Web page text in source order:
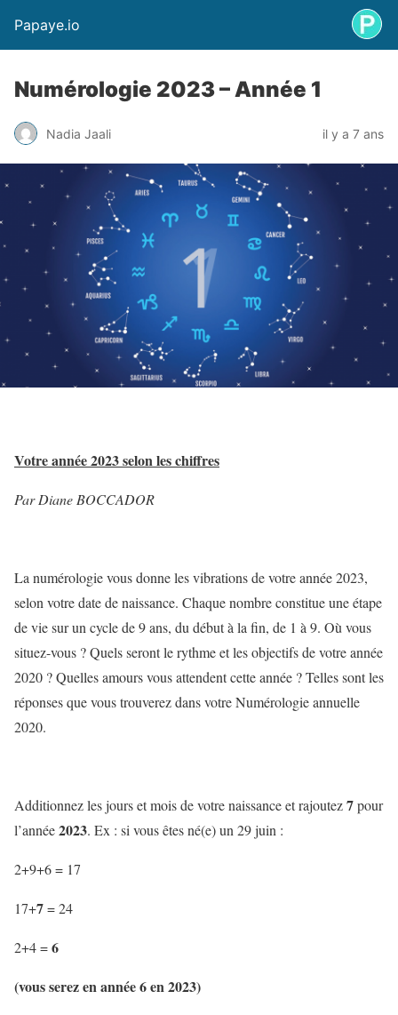
Papaye.io
Numérologie 2023 – Année 1
Nadia Jaali il y a 7 ans
Votre année 2023 selon les chiffres
Par Diane BOCCADOR
La numérologie vous donne les vibrations de votre année 2023,
selon votre date de naissance. Chaque nombre constitue une étape
de vie sur un cycle de 9 ans, du début à la fin, de 1 à 9. Où vous
situez-vous ? Quels seront le rythme et les objectifs de votre année
2020 ? Quelles amours vous attendent cette année ? Telles sont les
réponses que vous trouverez dans votre Numérologie annuelle
2020.
Additionnez les jours et mois de votre naissance et rajoutez7pour
l’année2023. Ex : si vous êtes né(e) un 29 juin :
2+9+6 = 17
17+7= 24
2+4 =6
(vous serez en année 6 en 2023)